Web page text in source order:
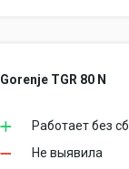
Gorenje TGR 80 N
Работает без
Не выявила